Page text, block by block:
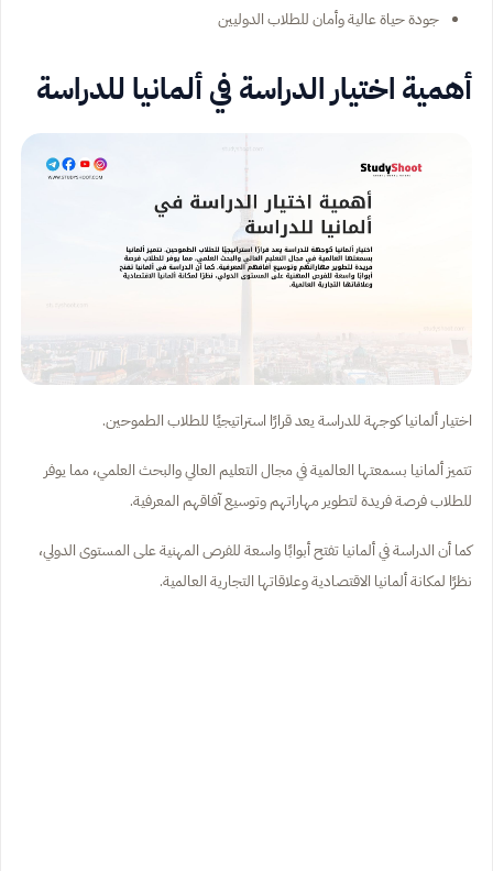
جودة حياة عالية وأمان للطلاب الدوليين
أهمية اختيار الدراسة في ألمانيا للدراسة
اختيار ألمانيا كوجهة للدراسة يعد قرارًا استراتيجيًا للطلاب الطموحين.
تتميز ألمانيا بسمعتها العالمية في مجال التعليم العالي والبحث العلمي، مما يوفر
للطلاب فرصة فريدة لتطوير مهاراتهم وتوسيع آفاقهم المعرفية.
كما أن الدراسة في ألمانيا تفتح أبوابًا واسعة للفرص المهنية على المستوى الدولي،
نظرًا لمكانة ألمانيا الاقتصادية وعلاقاتها التجارية العالمية.